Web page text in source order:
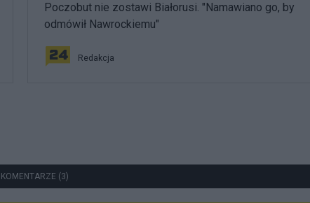
Poczobut nie zostawi Białorusi. "Namawiano go, by
odmówił Nawrockiemu"
Redakcja
(3)